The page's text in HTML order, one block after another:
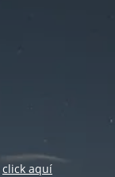
click aquí